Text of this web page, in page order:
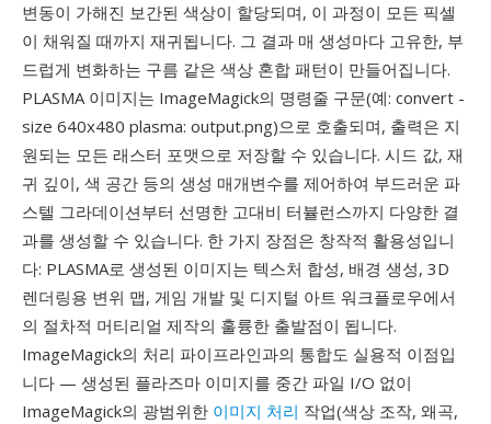
변동이 가해진 보간된 색상이 할당되며, 이 과정이 모든 픽셀
이 채워질 때까지 재귀됩니다. 그 결과 매 생성마다 고유한, 부
드럽게 변화하는 구름 같은 색상 혼합 패턴이 만들어집니다.
PLASMA 이미지는 ImageMagick의 명령줄 구문(예: convert -
size 640x480 plasma: output.png)으로 호출되며, 출력은 지
원되는 모든 래스터 포맷으로 저장할 수 있습니다. 시드 값, 재
귀 깊이, 색 공간 등의 생성 매개변수를 제어하여 부드러운 파
스텔 그라데이션부터 선명한 고대비 터뷸런스까지 다양한 결
과를 생성할 수 있습니다. 한 가지 장점은 창작적 활용성입니
다: PLASMA로 생성된 이미지는 텍스처 합성, 배경 생성, 3D
렌더링용 변위 맵, 게임 개발 및 디지털 아트 워크플로우에서
의 절차적 머티리얼 제작의 훌륭한 출발점이 됩니다.
ImageMagick의 처리 파이프라인과의 통합도 실용적 이점입
니다 — 생성된 플라즈마 이미지를 중간 파일 I/O 없이
ImageMagick의 광범위한 이미지 처리 작업(색상 조작, 왜곡,